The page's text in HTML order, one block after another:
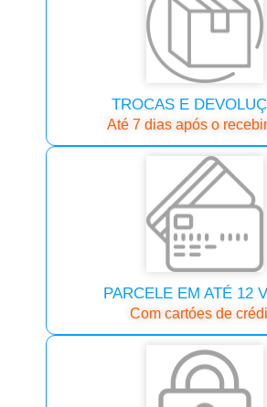
TROCAS E
Até 7 dias após o
PARCELE EM ATÉ 12
Com cartóes de